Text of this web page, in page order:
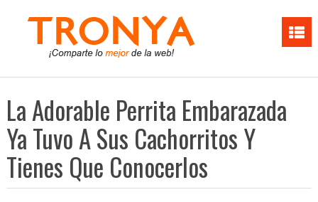
La Adorable Perrita Embarazada
Ya Tuvo A Sus Cachorritos Y
Tienes Que Conocerlos